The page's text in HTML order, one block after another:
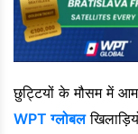
छुट्टियों के मौसम में
WPT ग्लोबल